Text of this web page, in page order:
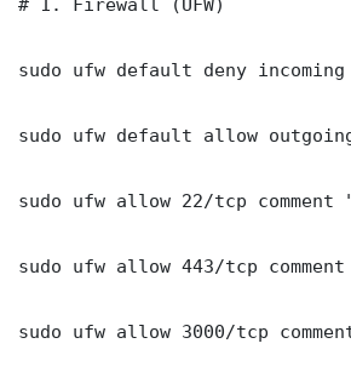
# 1. Firewall (UFW)
sudo ufw default deny incoming
sudo ufw default allow
sudo ufw allow 22/tcp comment
sudo ufw allow 443/tcp comment
sudo ufw allow 3000/tcp